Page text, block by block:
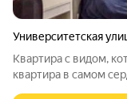
Университетская
Квартира с видом,
квартира в самом